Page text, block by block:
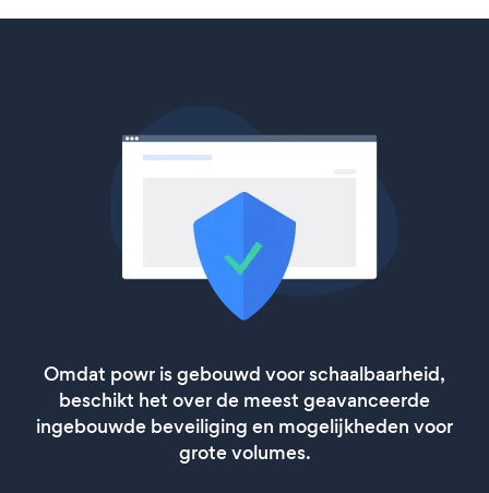
Omdat powr is gebouwd voor schaalbaarheid,
beschikt het over de meest geavanceerde
ingebouwde beveiliging en mogelijkheden voor
grote volumes.